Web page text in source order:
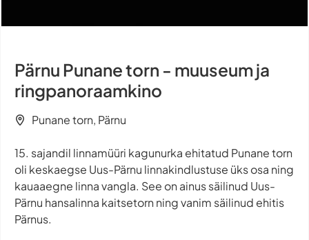
Pärnu Punane torn - muuseum ja
ringpanoraamkino
Punane torn, Pärnu
15. sajandil linnamüüri kagunurka ehitatud Punane torn
oli keskaegse Uus-Pärnu linnakindlustuse üks osa ning
kauaaegne linna vangla. See on ainus säilinud Uus-
Pärnu hansalinna kaitsetorn ning vanim säilinud ehitis
Pärnus.